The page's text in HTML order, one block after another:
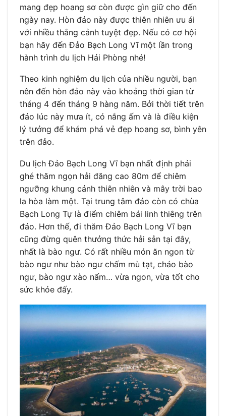
mang đẹp hoang sơ còn được gìn giữ cho đến
ngày nay. Hòn đảo này được thiên nhiên ưu ái
với nhiều thắng cảnh tuyệt đẹp. Nếu có cơ hội
bạn hãy đến Đảo Bạch Long Vĩ một lần trong
hành trình du lịch Hải Phòng nhé!
Theo kinh nghiệm du lịch của nhiều người, bạn
nên đến hòn đảo này vào khoảng thời gian từ
tháng 4 đến tháng 9 hàng năm. Bởi thời tiết trên
đảo lúc này mưa ít, có nắng ấm và là điều kiện
lý tưởng để khám phá vẻ đẹp hoang sơ, bình yên
trên đảo.
Du lịch Đảo Bạch Long Vĩ bạn nhất định phải
ghé thăm ngọn hải đăng cao 80m để chiêm
ngưỡng khung cảnh thiên nhiên và mây trời bao
la hòa làm một. Tại trung tâm đảo còn có chùa
Bạch Long Tự là điểm chiêm bái linh thiêng trên
đảo. Hơn thế, đi thăm Đảo Bạch Long Vĩ bạn
cũng đừng quên thưởng thức hải sản tại đây,
nhất là bào ngư. Có rất nhiều món ăn ngon từ
bào ngư như bào ngư chấm mù tạt, cháo bào
ngư, bào ngư xào nấm… vừa ngon, vừa tốt cho
sức khỏe đấy.